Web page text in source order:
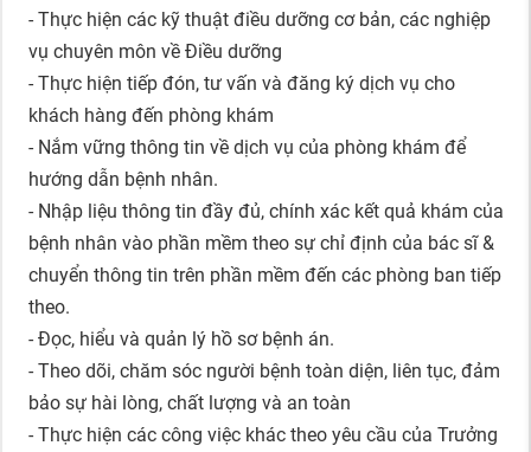
- Thực hiện các kỹ thuật điều dưỡng cơ bản, các nghiệp
vụ chuyên môn về Điều dưỡng
- Thực hiện tiếp đón, tư vấn và đăng ký dịch vụ cho
khách hàng đến phòng khám
- Nắm vững thông tin về dịch vụ của phòng khám để
hướng dẫn bệnh nhân.
- Nhập liệu thông tin đầy đủ, chính xác kết quả khám của
bệnh nhân vào phần mềm theo sự chỉ định của bác sĩ &
chuyển thông tin trên phần mềm đến các phòng ban tiếp
theo.
- Đọc, hiểu và quản lý hồ sơ bệnh án.
- Theo dõi, chăm sóc người bệnh toàn diện, liên tục, đảm
bảo sự hài lòng, chất lượng và an toàn
- Thực hiện các công việc khác theo yêu cầu của Trưởng